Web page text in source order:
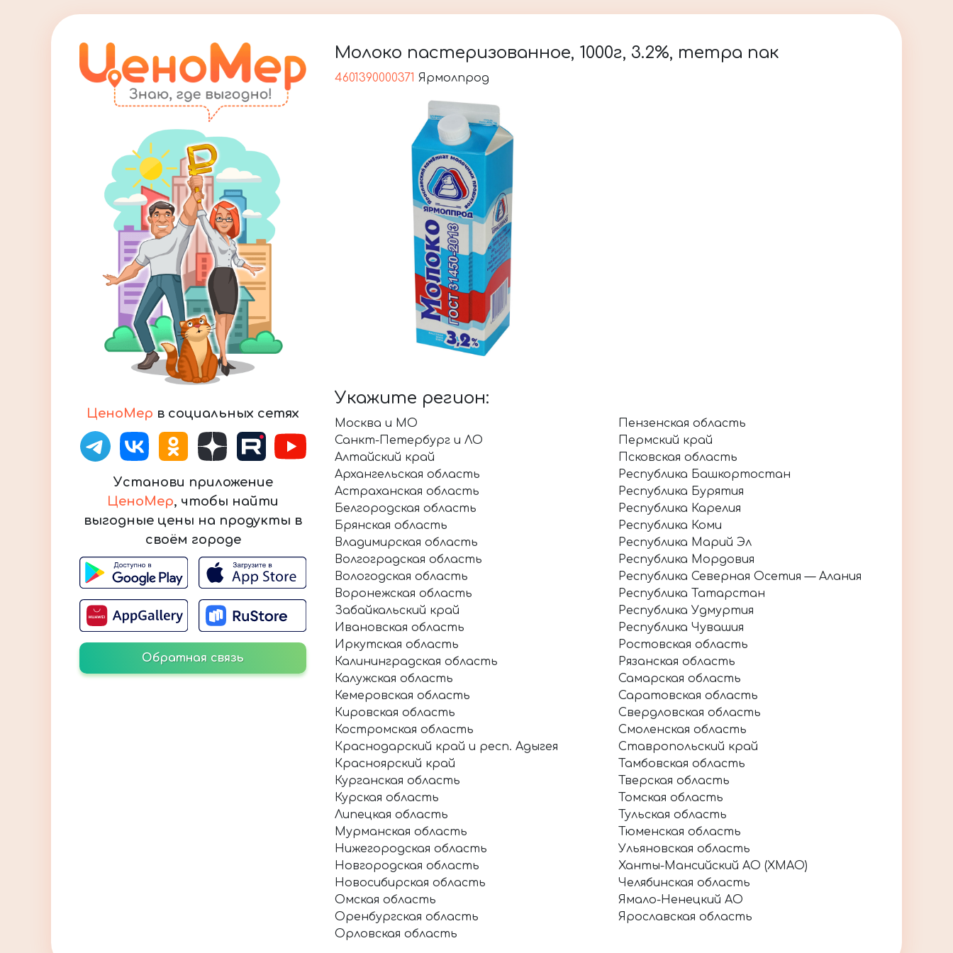
ЦеноМер в социальных сетях
Установи приложение
ЦеноМер, чтобы найти
выгодные цены на продукты в
своём городе
Обратная связь
Молоко пастеризованное, 1000г, 3.2%, тетра пак
4601390000371 Ярмолпрод
Укажите регион:
Москва и МО
Санкт-Петербург и ЛО
Алтайский край
Архангельская область
Астраханская область
Белгородская область
Брянская область
Владимирская область
Волгоградская область
Вологодская область
Воронежская область
Забайкальский край
Ивановская область
Иркутская область
Калининградская область
Калужская область
Кемеровская область
Кировская область
Костромская область
Краснодарский край и респ. Адыгея
Красноярский край
Курганская область
Курская область
Липецкая область
Мурманская область
Нижегородская область
Новгородская область
Новосибирская область
Омская область
Оренбургская область
Орловская область
Пензенская область
Пермский край
Псковская область
Республика Башкортостан
Республика Бурятия
Республика Карелия
Республика Коми
Республика Марий Эл
Республика Мордовия
Республика Северная Осетия — Алания
Республика Татарстан
Республика Удмуртия
Республика Чувашия
Ростовская область
Рязанская область
Самарская область
Саратовская область
Свердловская область
Смоленская область
Ставропольский край
Тамбовская область
Тверская область
Томская область
Тульская область
Тюменская область
Ульяновская область
Ханты-Мансийский АО (ХМАО)
Челябинская область
Ямало-Ненецкий АО
Ярославская область